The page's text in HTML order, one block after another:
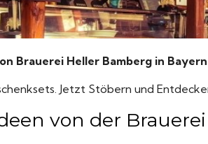
Brauerei Heller Bamberg in
Jetzt Stöbern und
von der